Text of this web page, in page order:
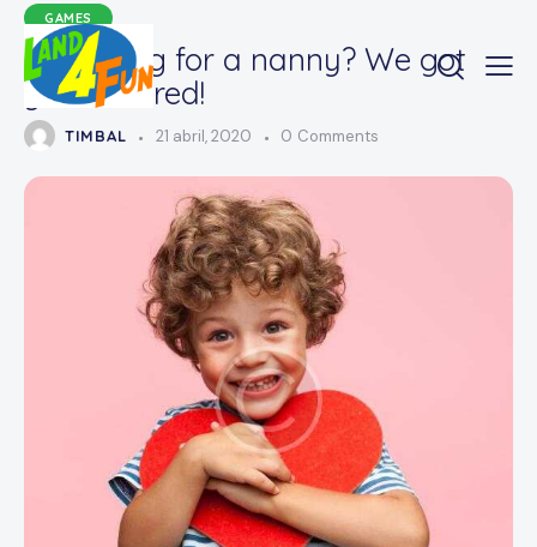
GAMES
Searching for a nanny? We got
you covered!
TIMBAL 21 abril, 2020 0 Comments